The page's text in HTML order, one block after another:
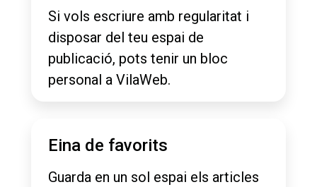
Si vols escriure amb regularitat i
disposar del teu espai de
publicació, pots tenir un bloc
personal a VilaWeb.
Eina de favorits
Guarda en un sol espai els articles